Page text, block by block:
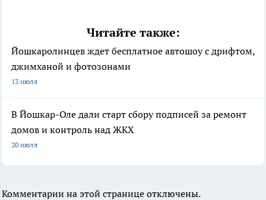
Читайте также:
Йошкаролинцев ждет бесплатное автошоу с дрифтом,
джимханой и фотозонами
13 июля
В Йошкар-Оле дали старт сбору подписей за ремонт
домов и контроль над ЖКХ
20 июля
Комментарии на этой странице отключены.